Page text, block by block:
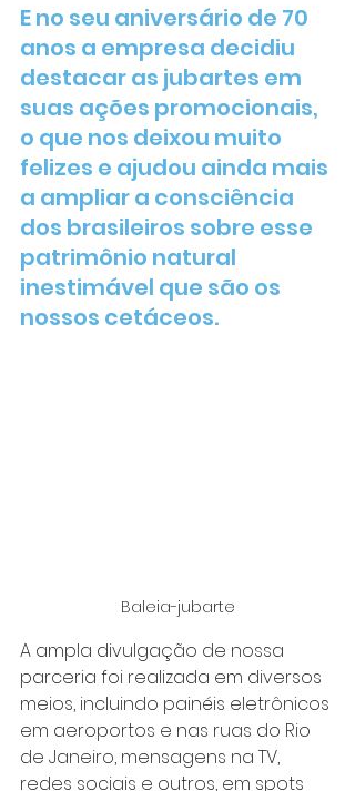
E no seu aniversário de 70
anos a empresa decidiu
destacar as jubartes em
suas ações promocionais,
o que nos deixou muito
felizes e ajudou ainda mais
a ampliar a consciência
dos brasileiros sobre esse
patrimônio natural
inestimável que são os
nossos cetáceos.
Baleia-jubarte
A ampla divulgação de nossa
parceria foi realizada em diversos
meios, incluindo painéis eletrônicos
em aeroportos e nas ruas do Rio
de Janeiro, mensagens na TV,
redes sociais e outros, em spots